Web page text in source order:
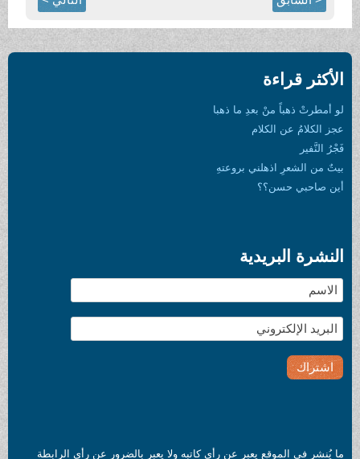
الأكثر قراءة
لو أمطرتْ ذهباً منْ بعدِ ما ذهبا
عجز الكلامُ عن الكلام
فَجْرُ النَّفير
بيتٌ من الشعرِ اذهلني بروعتهِ
أين صاحبي حسن؟؟
النشرة البريدية
ما يُنشر في الموقع يعبر عن رأي كاتبه ولا يعبر بالضرور عن رأي الرابطة